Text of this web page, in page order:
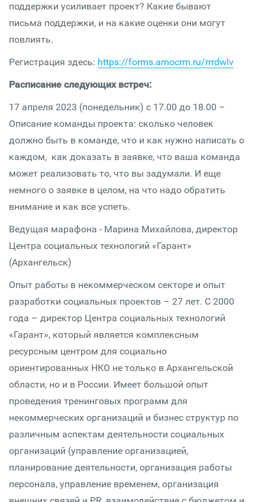
поддержки усиливает проект? Какие бывают
письма поддержки, и на какие оценки они могут
повлиять.
Регистрация здесь: https://forms.amocrm.ru/rrrdwlv
Расписание следующих встреч:
17 апреля 2023 (понедельник) с 17.00 до 18.00 –
Описание команды проекта: сколько человек
должно быть в команде, что и как нужно написать о
каждом, как доказать в заявке, что ваша команда
может реализовать то, что вы задумали. И еще
немного о заявке в целом, на что надо обратить
внимание и как все успеть.
Ведущая марафона - Марина Михайлова, директор
Центра социальных технологий «Гарант»
(Архангельск)
Опыт работы в некоммерческом секторе и опыт
разработки социальных проектов – 27 лет. С 2000
года – директор Центра социальных технологий
«Гарант», который является комплексным
ресурсным центром для социально
ориентированных НКО не только в Архангельской
области, но и в России. Имеет большой опыт
проведения тренинговых программ для
некоммерческих организаций и бизнес структур по
различным аспектам деятельности социальных
организаций (управление организацией,
планирование деятельности, организация работы
персонала, управление временем, организация